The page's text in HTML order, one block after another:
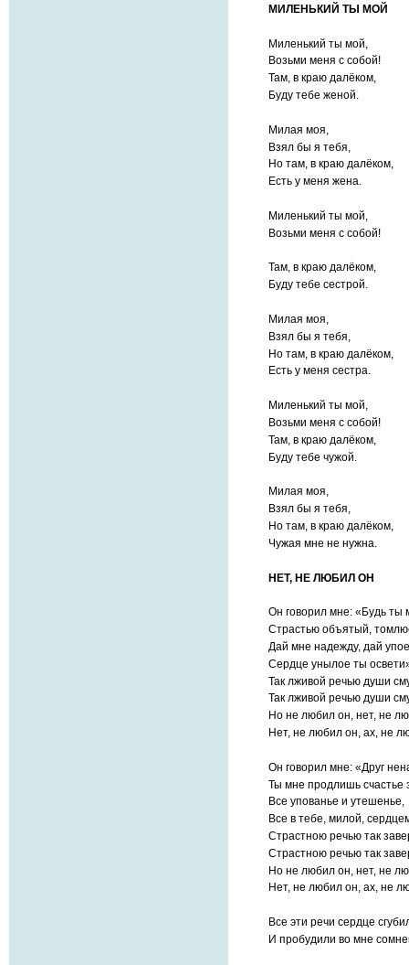
МИЛЕНЬКИЙ ТЫ МОЙ
Миленький ты мой,
Возьми меня с собой!
Там, в краю далёком,
Буду тебе женой.
Милая моя,
Взял бы я тебя,
Но там, в краю далёком,
Есть у меня жена.
Миленький ты мой,
Возьми меня с собой!
Там, в краю далёком,
Буду тебе сестрой.
Милая моя,
Взял бы я тебя,
Но там, в краю далёком,
Есть у меня сестра.
Миленький ты мой,
Возьми меня с собой!
Там, в краю далёком,
Буду тебе чужой.
Милая моя,
Взял бы я тебя,
Но там, в краю далёком,
Чужая мне не нужна.
НЕТ, НЕ ЛЮБИЛ ОН
Он говорил мне: «Будь ты
Страстью объятый,
Дай мне надежду, дай
Сердце унылое ты
Так лживой речью души
Так лживой речью души
Но не любил он, нет, не
Нет, не любил он, ах, не
Он говорил мне: «Друг
Ты мне продлишь
Все упованье и утешенье,
Все в тебе, милой,
Страстною речью так
Страстною речью так
Но не любил он, нет, не
Нет, не любил он, ах, не
Все эти речи сердце
И пробудили во мне